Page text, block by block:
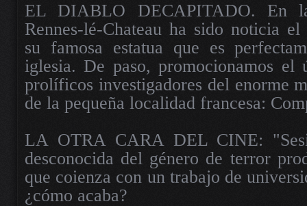
EL DIABLO DECAPITADO. En
Rennes-lé-Chateau ha sido noticia
su famosa estatua que es
iglesia. De paso, promocionamos
prolíficos investigadores del enorme
de la pequeña localidad francesa:
LA OTRA CARA DEL CINE:
desconocida del género de terror
que coienza con un trabajo de
¿cómo acaba?